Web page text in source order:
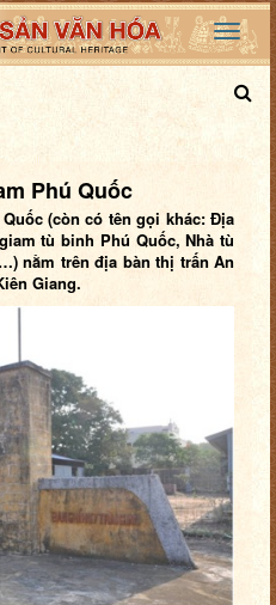
Phú Quốc
(còn có tên gọi khác: Địa
tù binh Phú Quốc, Nhà tù
nằm trên địa bàn thị trấn An
Giang.